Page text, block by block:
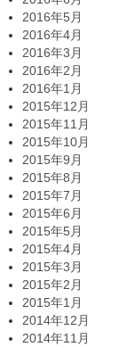
2016年5月
2016年4月
2016年3月
2016年2月
2016年1月
2015年12月
2015年11月
2015年10月
2015年9月
2015年8月
2015年7月
2015年6月
2015年5月
2015年4月
2015年3月
2015年2月
2015年1月
2014年12月
2014年11月